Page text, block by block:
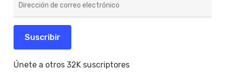
de
electrónico
Suscribir
Únete a otros 32K suscriptores